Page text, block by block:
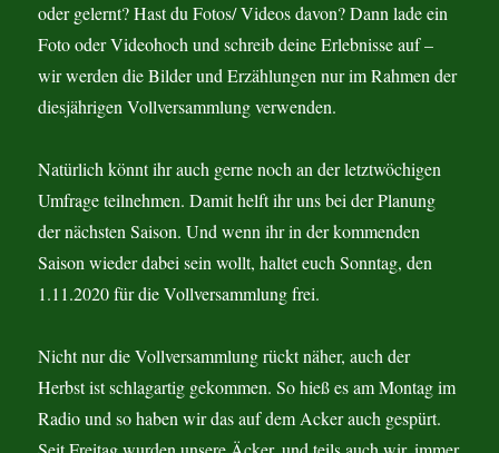
oder gelernt? Hast du Fotos/ Videos davon? Dann lade ein
Foto oder Videohoch und schreib deine Erlebnisse auf –
wir werden die Bilder und Erzählungen nur im Rahmen der
diesjährigen Vollversammlung verwenden.
Natürlich könnt ihr auch gerne noch an der letztwöchigen
Umfrage teilnehmen. Damit helft ihr uns bei der Planung
der nächsten Saison. Und wenn ihr in der kommenden
Saison wieder dabei sein wollt, haltet euch Sonntag, den
1.11.2020 für die Vollversammlung frei.
Nicht nur die Vollversammlung rückt näher, auch der
Herbst ist schlagartig gekommen. So hieß es am Montag im
Radio und so haben wir das auf dem Acker auch gespürt.